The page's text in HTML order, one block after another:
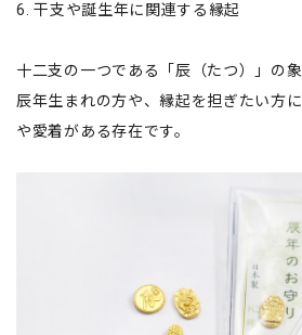
6. 干支や誕生年に関連する縁起
十二支の一つである「辰（たつ）」の象
辰年生まれの方や、縁起を担ぎたい方
や愛着がある存在です。